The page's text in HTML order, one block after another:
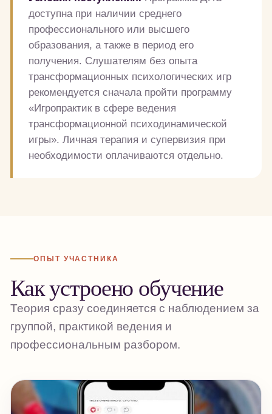
доступна при наличии среднего
профессионального или высшего
образования, а также в период его
получения. Слушателям без опыта
трансформационных психологических игр
рекомендуется сначала пройти программу
«Игропрактик в сфере ведения
трансформационной психодинамической
игры». Личная терапия и супервизия при
необходимости оплачиваются отдельно.
ОПЫТ УЧАСТНИКА
Как устроено обучение
Теория сразу соединяется с наблюдением за
группой, практикой ведения и
профессиональным разбором.